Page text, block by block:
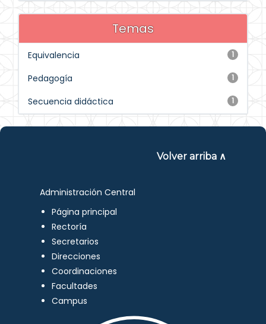
Temas
1
Equivalencia
1
Pedagogía
1
Secuencia didáctica
Volver arriba ∧
Administración Central
Página principal
Rectoría
Secretarios
Direcciones
Coordinaciones
Facultades
Campus